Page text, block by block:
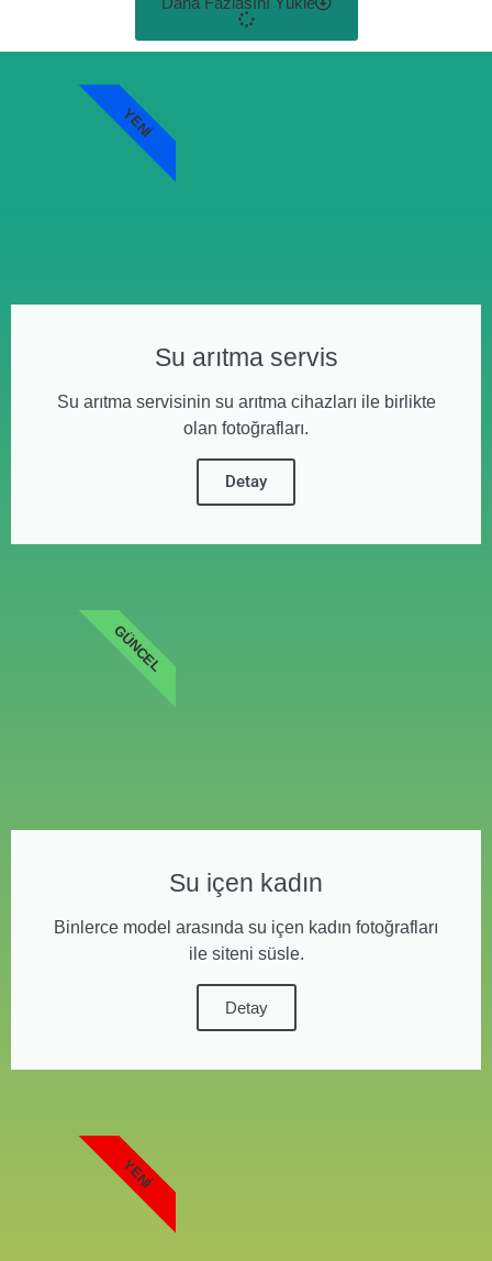
Su arıtma servis
Su arıtma servisinin su arıtma cihazları ile birlikte
olan fotoğrafları.
Detay
YENI
Su içen kadın
Binlerce model arasında su içen kadın fotoğrafları
ile siteni süsle.
Detay
GÜNCEL
YENI